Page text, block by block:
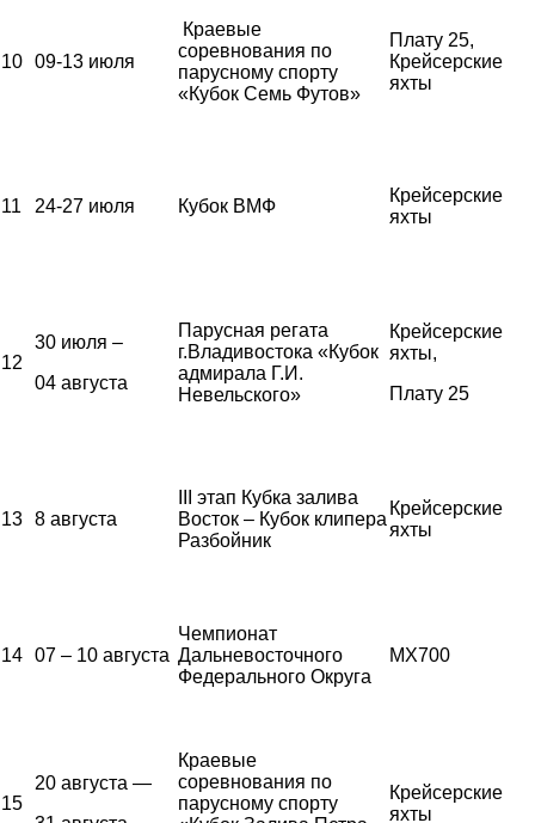
10 09-13 июля
Краевые
соревнования по
парусному спорту
«Кубок Семь Футов»
Плату 25,
Крейсерские
яхты
11 24-27 июля Кубок ВМФ
Крейсерские
яхты
12
30 июля –
04 августа
Парусная регата
г.Владивостока «Кубок
адмирала Г.И.
Невельского»
Крейсерские
яхты,
Плату 25
13 8 августа
III этап Кубка залива
Восток – Кубок клипера
Разбойник
Крейсерские
яхты
14 07 – 10 августа
Чемпионат
Дальневосточного
Федерального Округа
MX700
15
20 августа —
Краевые
соревнования по
парусному спорту
Крейсерские
яхты